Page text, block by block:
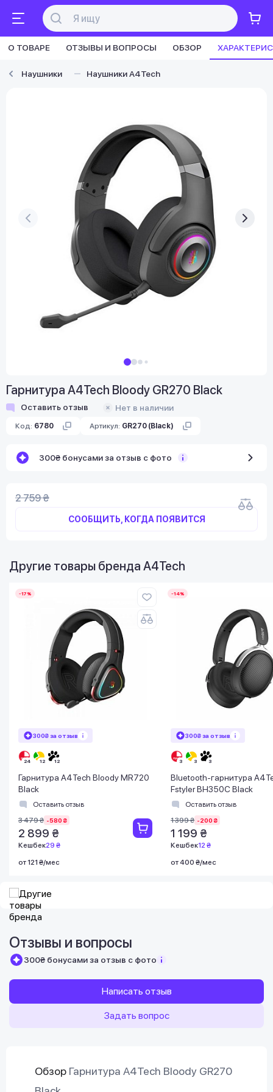
О ТОВАРЕ ОТЗЫВЫ И ВОПРОСЫ ОБЗОР
Наушники Наушники A4Tech
Гарнитура A4Tech Bloody GR270 Black
Оставить отзыв Нет в наличии
Код: 6780 Артикул: GR270 (Black)
300₴ бонусами за отзыв с фото
2 759 ₴
СООБЩИТЬ, КОГДА ПОЯВИТСЯ
Другие товары бренда A4Tech
-17%
300₴ за отзыв
Гарнитура A4Tech Bloody MR720
Black
Оставить отзыв
3 479 ₴ -580 ₴
2 899 ₴
Кешбек29 ₴
от 121 ₴/мес
-14%
300₴ за отзыв
Bluetooth-гарнитура
Fstyler BH350C Black
Оставить отзыв
1 399 ₴ -200 ₴
1 199 ₴
Кешбек12 ₴
от 400 ₴/мес
Отзывы и вопросы
300₴ бонусами за отзыв с фото
Написать отзыв
Задать вопрос
Обзор Гарнитура A4Tech Bloody GR270